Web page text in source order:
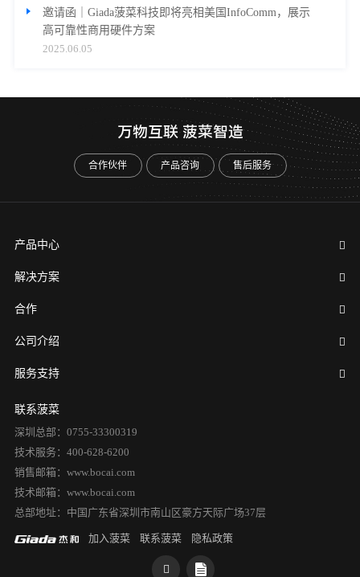
邀请函｜Giada菠菜科技即将亮相美国InfoComm，展示
高可靠性商用硬件方案
2025.06.05
万物互联 菠菜智造
合作伙伴 产品咨询 售后服务
产品中心
解决方案
合作
公司介绍
服务支持
联系菠菜
深圳总部：0755-33300319
技术服务：400-628-6200
销售邮箱：www.bocai.com
技术邮箱：www.bocai.com
总部地址：中国广东省深圳市南山区豪方天际广场37层
加入菠菜 联系菠菜 隐私政策